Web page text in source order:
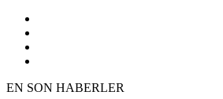
EN SON HABERLER